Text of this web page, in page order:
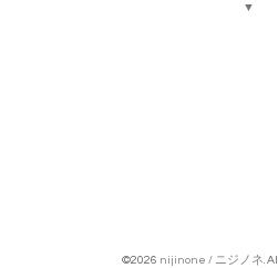
▼
©2026 nijinone / ニジノネ.